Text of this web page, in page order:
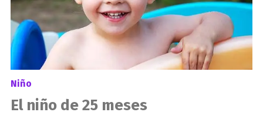
Niño
El niño de 25 meses